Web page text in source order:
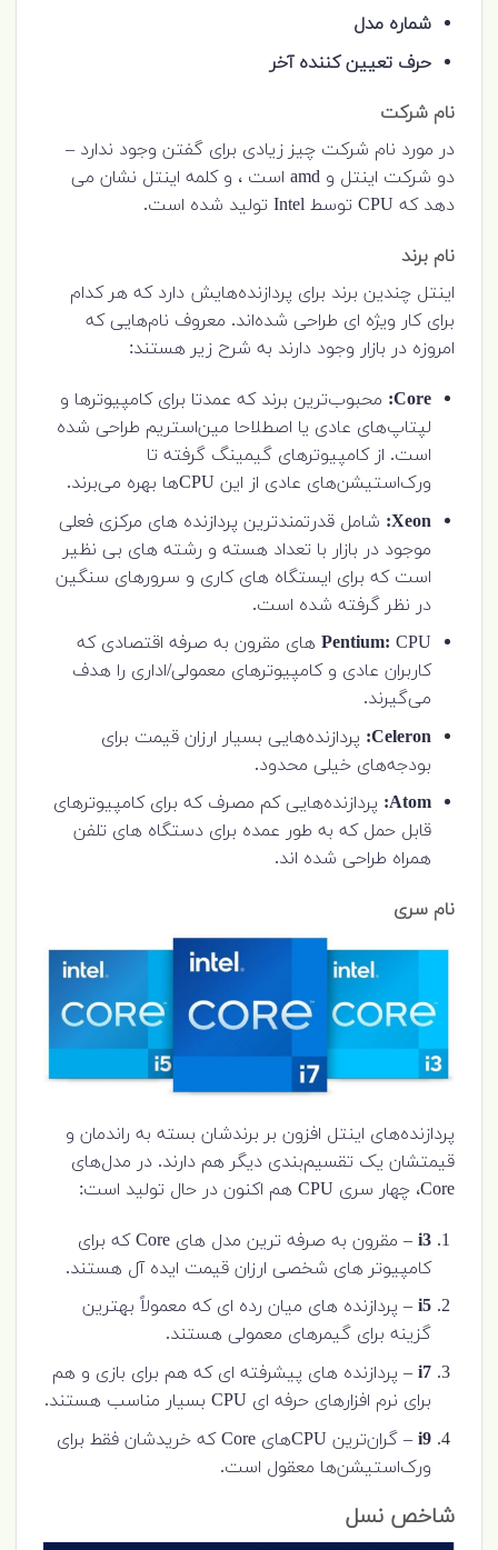
شماره مدل
حرف تعیین کننده آخر
نام شرکت
در مورد نام شرکت چیز زیادی برای گفتن وجود ندارد –
دو شرکت اینتل و amd است ، و کلمه اینتل نشان می
دهد که CPU توسط Intel تولید شده است.
نام برند
اینتل چندین برند برای پردازنده‌هایش دارد که هر کدام
برای کار ویژه ای طراحی شده‌اند. معروف نام‌هایی که
امروزه در بازار وجود دارند به شرح زیر هستند:
Core: محبوب‌ترین برند که عمدتا برای کامپیوترها و
لپتاپ‌های عادی یا اصطلاحا مین‌استریم طراحی شده
است. از کامپیوترهای گیمینگ گرفته تا
ورک‌استیشن‌های عادی از این CPUها بهره می‌برند.
Xeon: شامل قدرتمندترین پردازنده های مرکزی فعلی
موجود در بازار با تعداد هسته و رشته های بی نظیر
است که برای ایستگاه های کاری و سرورهای سنگین
در نظر گرفته شده است.
Pentium:CPU های مقرون به صرفه اقتصادی که
کاربران عادی و کامپیوترهای معمولی/اداری را هدف
می‌گیرند.
Celeron: پردازنده‌هایی بسیار ارزان قیمت برای
بودجه‌های خیلی محدود.
Atom: پردازنده‌هایی کم مصرف که برای کامپیوترهای
قابل حمل که به طور عمده برای دستگاه های تلفن
همراه طراحی شده اند.
نام سری
پردازنده‌های اینتل افزون بر برندشان بسته به راندمان و
قیمتشان یک تقسیم‌بندی دیگر هم دارند. در مدل‌های
Core، چهار سری CPU هم اکنون در حال تولید است:
i3
– مقرون به صرفه ترین مدل های Core که برای
کامپیوتر های شخصی ارزان قیمت ایده آل هستند.
i5 – پردازنده های میان رده ای که معمولاً بهترین
گزینه برای گیمرهای معمولی هستند.
i7 – پردازنده های پیشرفته ای که هم برای بازی و هم
برای نرم افزارهای حرفه ای CPU بسیار مناسب هستند.
i9
– گران‌ترین CPUهای Core که خریدشان فقط برای
ورک‌استیشن‌ها معقول است.
شاخص نسل